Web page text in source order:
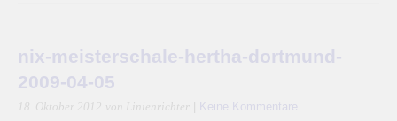
nix-meisterschale-hertha-dortmund-
2009-04-05
18. Oktober 2012 von Linienrichter Keine Kommentare